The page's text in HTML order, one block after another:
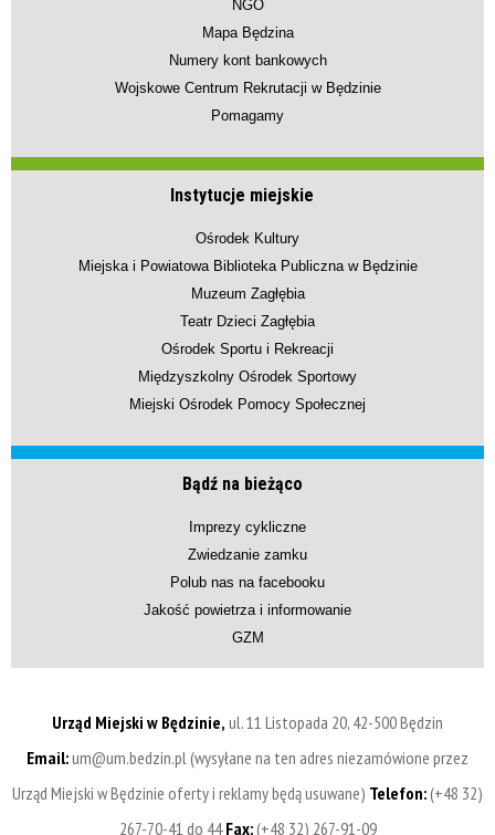
NGO
Mapa Będzina
Numery kont bankowych
Wojskowe Centrum Rekrutacji w Będzinie
Pomagamy
Instytucje miejskie
Ośrodek Kultury
Miejska i Powiatowa Biblioteka Publiczna w Będzinie
Muzeum Zagłębia
Teatr Dzieci Zagłębia
Ośrodek Sportu i Rekreacji
Międzyszkolny Ośrodek Sportowy
Miejski Ośrodek Pomocy Społecznej
Bądź na bieżąco
Imprezy cykliczne
Zwiedzanie zamku
Polub nas na facebooku
Jakość powietrza i informowanie
GZM
Urząd Miejski w Będzinie, ul. 11 Listopada 20, 42-500 Będzin
Email:um@um.bedzin.pl (wysyłane na ten adres niezamówione przez
Urząd Miejski w Będzinie oferty i reklamy będą usuwane) Telefon:(+48 32)
267-70-41 do 44Fax:(+48 32) 267-91-09